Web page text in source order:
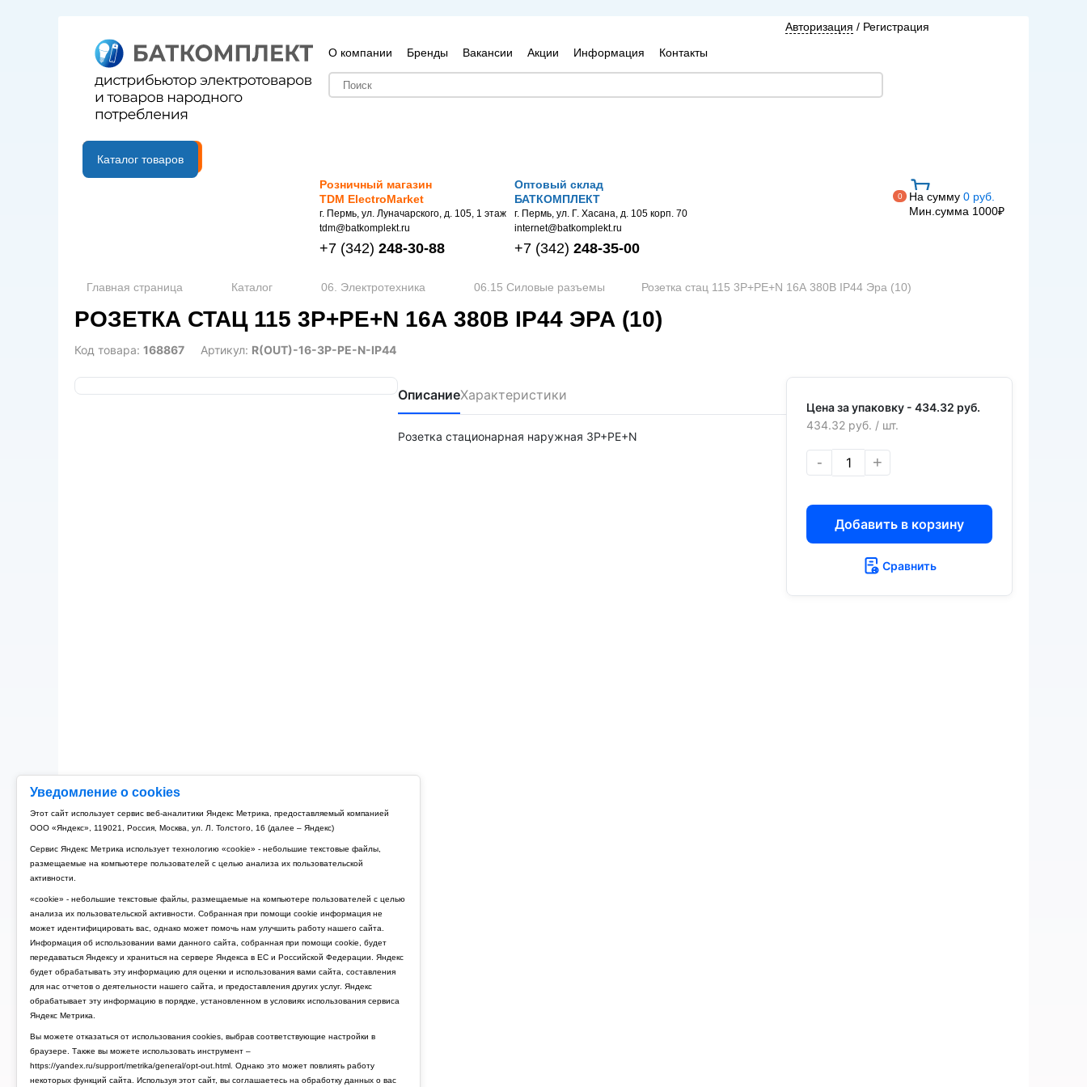
Уведомление о cookies
Этот сайт использует сервис веб-аналитики Яндекс Метрика, предоставляемый компанией
ООО «Яндекс», 119021, Россия, Москва, ул. Л. Толстого, 16 (далее – Яндекс)
Сервис Яндекс Метрика использует технологию «cookie» - небольшие текстовые файлы,
размещаемые на компьютере пользователей с целью анализа их пользовательской
активности.
«cookie» - небольшие текстовые файлы, размещаемые на компьютере пользователей с целью
анализа их пользовательской активности. Собранная при помощи cookie информация не
может идентифицировать вас, однако может помочь нам улучшить работу нашего сайта.
Информация об использовании вами данного сайта, собранная при помощи cookie, будет
передаваться Яндексу и храниться на сервере Яндекса в ЕС и Российской Федерации. Яндекс
будет обрабатывать эту информацию для оценки и использования вами сайта, составления
для нас отчетов о деятельности нашего сайта, и предоставления других услуг. Яндекс
обрабатывает эту информацию в порядке, установленном в условиях использования сервиса
Яндекс Метрика.
Вы можете отказаться от использования cookies, выбрав соответствующие настройки в
браузере. Также вы можете использовать инструмент –
https://yandex.ru/support/metrika/general/opt-out.html. Однако это может повлиять работу
некоторых функций сайта. Используя этот сайт, вы соглашаетесь на обработку данных о вас
О компании Бренды Вакансии Акции Информация Контакты
Авторизация / Регистрация
B2B портал
Каталог товаров
Розничный магазин
TDM ElectroMarket
г. Пермь, ул. Луначарского, д. 105, 1 этаж
tdm@batkomplekt.ru
+7 (342) 248-30-88
Оптовый склад
БАТКОМПЛЕКТ
г. Пермь, ул. Г. Хасана, д. 105 корп. 70
internet@batkomplekt.ru
+7 (342) 248-35-00
0 На сумму 0 руб.
Мин.сумма 1000₽
Главная страница Каталог 06. Электротехника 06.15 Силовые разъемы Розетка стац 115 3Р+РЕ+N 16А 380В IP44 Эра (10)
РОЗЕТКА СТАЦ 115 3Р+РЕ+N 16А 380В IP44 ЭРА (10)
Код товара: 168867 Артикул: R(OUT)-16-3P-PE-N-IP44
ОписаниеХарактеристики
Розетка стационарная наружная 3Р+РЕ+N
Цена за упаковку - 434.32 руб.
434.32 руб. / шт.
- +
Добавить в корзину
Сравнить